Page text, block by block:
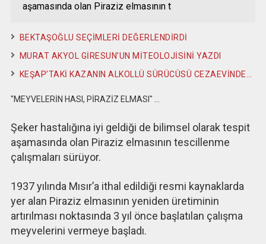
aşamasında olan Piraziz elmasının t
BEKTAŞOĞLU SEÇİMLERİ DEĞERLENDİRDİ
MURAT AKYOL GİRESUN’UN MİTEOLOJİSİNİ YAZDI
KEŞAP’TAKİ KAZANIN ALKOLLÜ SÜRÜCÜSÜ CEZAEVİNDE…
"MEYVELERİN HASI, PİRAZİZ ELMASI" …
Şeker hastalığına iyi geldiği de bilimsel olarak tespit
aşamasında olan Piraziz elmasının tescillenme
çalışmaları sürüyor.
1937 yılında Mısır’a ithal edildiği resmi kaynaklarda
yer alan Piraziz elmasının yeniden üretiminin
artırılması noktasında 3 yıl önce başlatılan çalışma
meyvelerini vermeye başladı.